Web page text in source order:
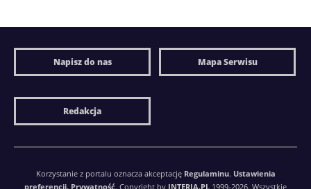
Napisz do nas Mapa Serwisu
Redakcja
Korzystanie z portalu oznacza akceptację Regulaminu. Ustawienia
preferencji. Prywatność. Copyright by INTERIA.PL 1999-2026. Wszystkie